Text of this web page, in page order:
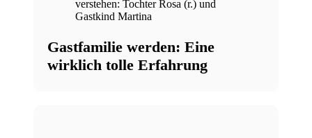
Gastfamilie werden: Eine
wirklich tolle Erfahrung